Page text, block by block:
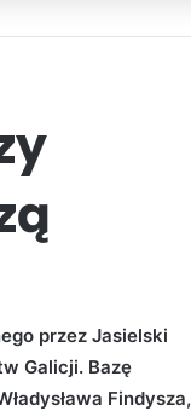
przez Jasielski
Galicji. Bazę
Findysza,